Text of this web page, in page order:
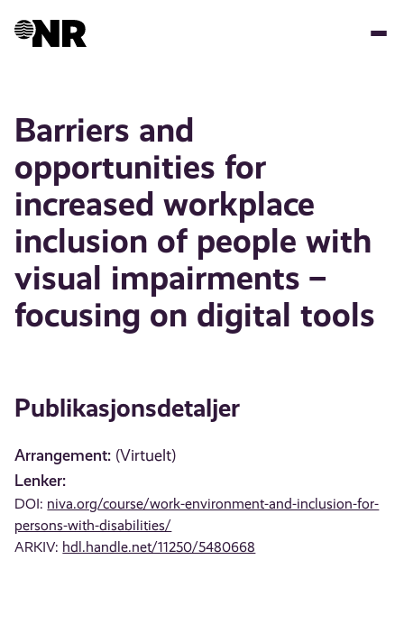
Barriers and
opportunities for
increased workplace
inclusion of people with
visual impairments –
focusing on digital tools
Publikasjonsdetaljer
Arrangement: (Virtuelt)
Lenker:
DOI: niva.org/course/work-environment-and-inclusion-for-
persons-with-disabilities/
ARKIV: hdl.handle.net/11250/5480668